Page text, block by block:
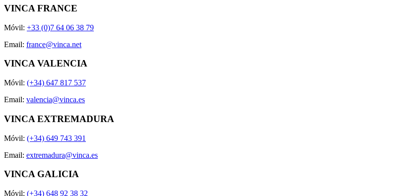
VINCA FRANCE
Móvil: +33 (0)7 64 06 38 79
Email: france@vinca.net
VINCA VALENCIA
Móvil: (+34) 647 817 537
Email: valencia@vinca.es
VINCA EXTREMADURA
Móvil: (+34) 649 743 391
Email: extremadura@vinca.es
VINCA GALICIA
Móvil: (+34) 648 92 38 32